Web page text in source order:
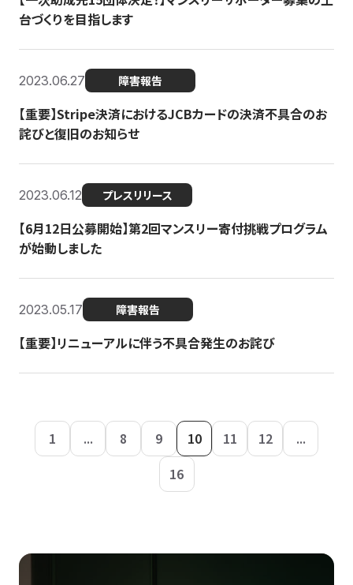
台づくりを目指します
2023.06.27 障害報告
【重要】Stripe決済におけるJCBカードの決済不具合のお
詫びと復旧のお知らせ
2023.06.12 プレスリリース
【6月12日公募開始】第2回マンスリー寄付挑戦プログラム
が始動しました
2023.05.17 障害報告
【重要】リニューアルに伴う不具合発生のお詫び
1 ... 8 9 10 11 12
...
16